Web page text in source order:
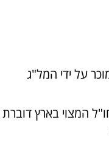
על ידי המל"ג
המצוי בארץ דוברת